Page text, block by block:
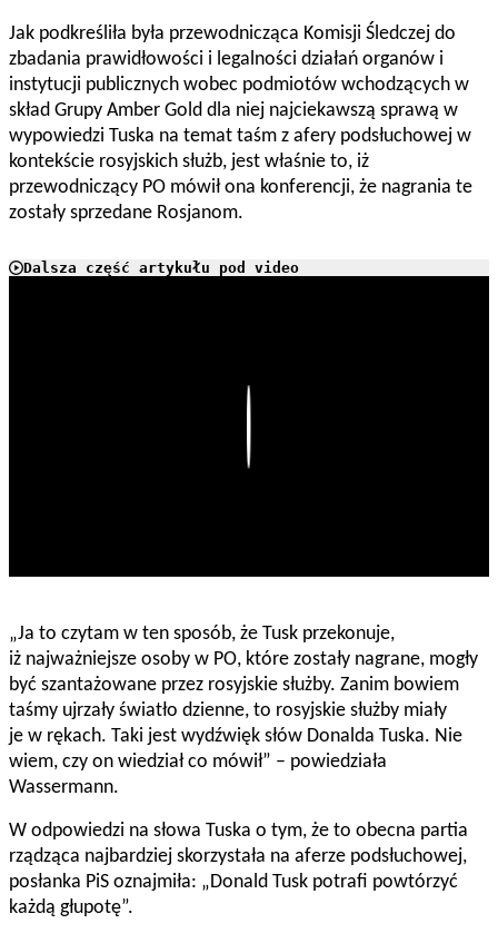
Jak podkreśliła była przewodnicząca Komisji Śledczej do
zbadania prawidłowości i legalności działań organów i
instytucji publicznych wobec podmiotów wchodzących w
skład Grupy Amber Gold dla niej najciekawszą sprawą w
wypowiedzi Tuska na temat taśm z afery podsłuchowej w
kontekście rosyjskich służb, jest właśnie to, iż
przewodniczący PO mówił ona konferencji, że nagrania te
zostały sprzedane Rosjanom.
Dalsza część artykułu pod video
„Ja to czytam w ten sposób, że Tusk przekonuje,
iż najważniejsze osoby w PO, które zostały nagrane, mogły
być szantażowane przez rosyjskie służby. Zanim bowiem
taśmy ujrzały światło dzienne, to rosyjskie służby miały
je w rękach. Taki jest wydźwięk słów Donalda Tuska. Nie
wiem, czy on wiedział co mówił” – powiedziała
Wassermann.
W odpowiedzi na słowa Tuska o tym, że to obecna partia
rządząca najbardziej skorzystała na aferze podsłuchowej,
posłanka PiS oznajmiła: „Donald Tusk potrafi powtórzyć
każdą głupotę”.